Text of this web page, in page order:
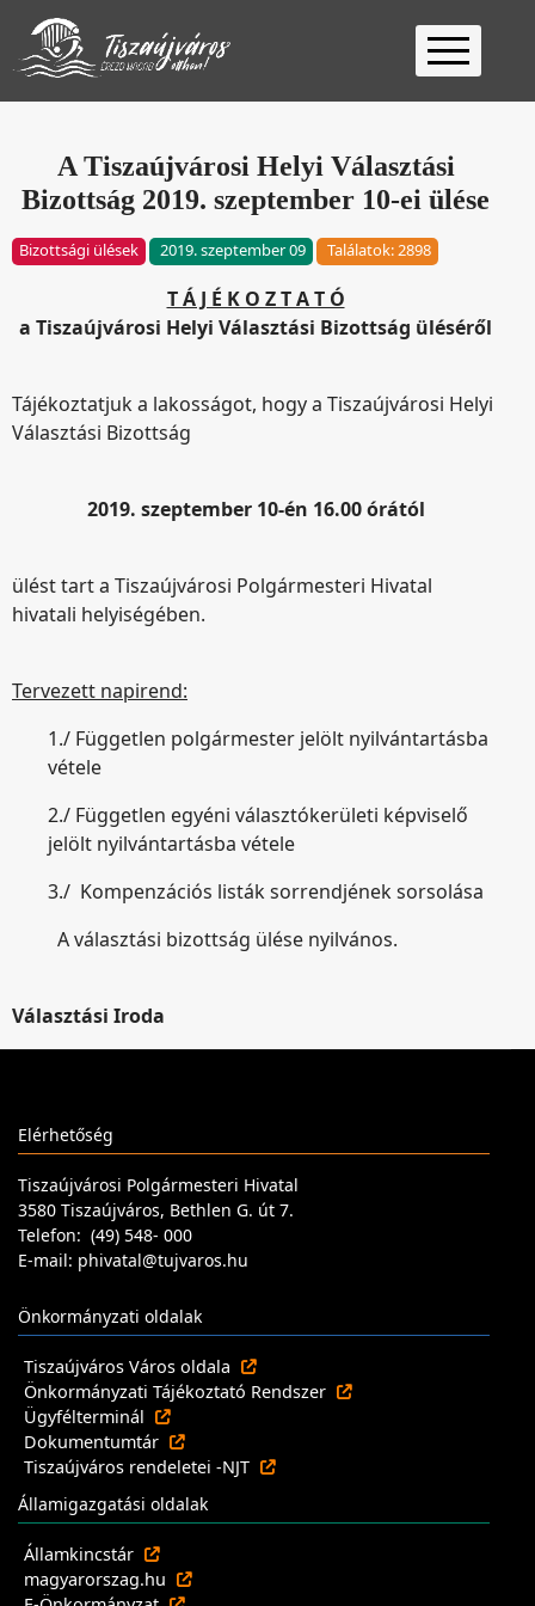
Kezdőlap
Ügyfélfogadás
Ügyintézés
Választás
2026
Elérhetőség
A Tiszaújvárosi Helyi Választási
Bizottság 2019. szeptember 10-ei ülése
Bizottsági ülések 2019. szeptember 09 Találatok: 2898
T Á J É K O Z T A T Ó
a Tiszaújvárosi Helyi Választási Bizottság üléséről
Tájékoztatjuk a lakosságot, hogy a Tiszaújvárosi Helyi
Választási Bizottság
2019. szeptember 10-én 16.00 órától
ülést tart a Tiszaújvárosi Polgármesteri Hivatal
hivatali helyiségében.
Tervezett napirend:
1./ Független polgármester jelölt nyilvántartásba
vétele
2./ Független egyéni választókerületi képviselő
jelölt nyilvántartásba vétele
3./ Kompenzációs listák sorrendjének sorsolása
A választási bizottság ülése nyilvános.
Választási Iroda
Elérhetőség
Tiszaújvárosi Polgármesteri Hivatal
3580 Tiszaújváros, Bethlen G. út 7.
Telefon: (49) 548- 000
E-mail: phivatal@tujvaros.hu
Önkormányzati oldalak
Tiszaújváros Város oldala
Önkormányzati Tájékoztató Rendszer
Ügyfélterminál
Dokumentumtár
Tiszaújváros rendeletei -NJT
Államigazgatási oldalak
Államkincstár
magyarorszag.hu